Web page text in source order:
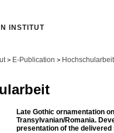
INSTITUT
> E-Publication >
Late Gothic ornamentation
Transylvanian/Romania.
presentation of the delivered